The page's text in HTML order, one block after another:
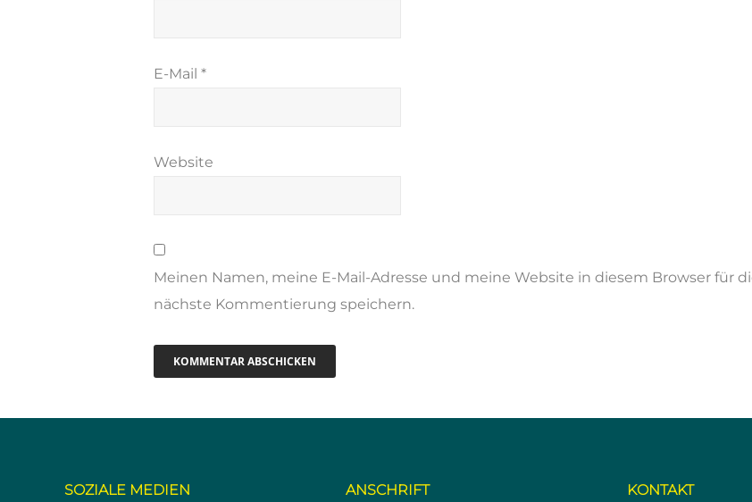
E-Mail *
Website
Meinen Namen, meine E-Mail-Adresse und meine Website in diesem Browser für
nächste Kommentierung speichern.
SOZIALE MEDIEN ANSCHRIFT KONTAKT